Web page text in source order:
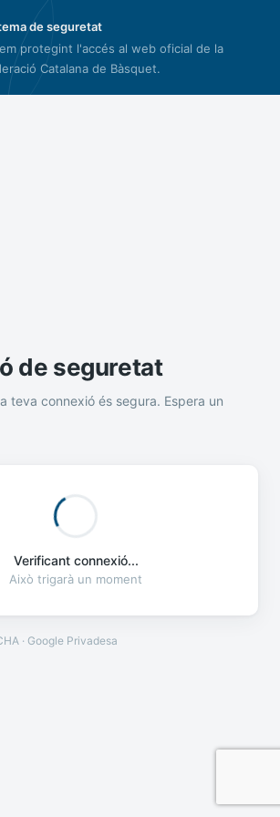
de seguretat
protegint l'accés al web oficial de la
Catalana de Bàsquet.
de seguretat
teva connexió és segura. Espera un
Verificant connexió...
Això trigarà un moment
· Google Privadesa